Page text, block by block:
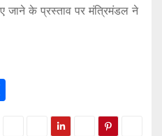
जाने के प्रस्ताव पर मंत्रिमंडल ने
S